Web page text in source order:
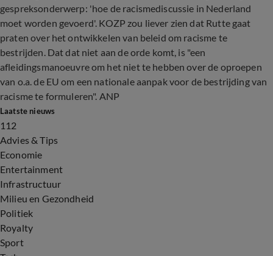
gespreksonderwerp: 'hoe de racismediscussie in Nederland
moet worden gevoerd'. KOZP zou liever zien dat Rutte gaat
praten over het ontwikkelen van beleid om racisme te
bestrijden. Dat dat niet aan de orde komt, is "een
afleidingsmanoeuvre om het niet te hebben over de oproepen
van o.a. de EU om een nationale aanpak voor de bestrijding van
racisme te formuleren". ANP
Laatste nieuws
112
Advies & Tips
Economie
Entertainment
Infrastructuur
Milieu en Gezondheid
Politiek
Royalty
Sport